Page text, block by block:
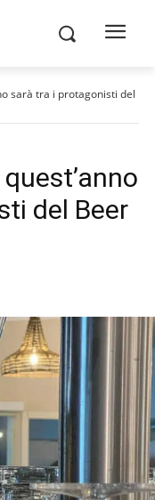
sarà tra i protagonisti del
del Beer